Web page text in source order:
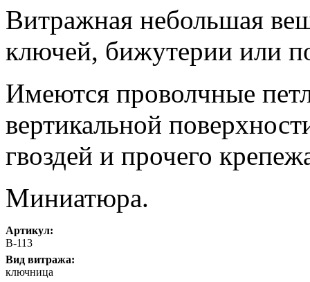
Витражная небольшая
ключей, бижутерии или
Имеются проволчные
вертикальной
гвоздей и прочего
Миниатюра.
Артикул:
В-113
Вид витража:
ключница